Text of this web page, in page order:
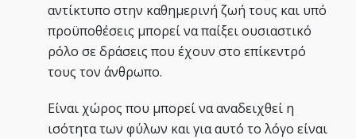
αντίκτυπο στην καθημερινή ζωή τους και υπό
προϋποθέσεις μπορεί να παίξει ουσιαστικό
ρόλο σε δράσεις που έχουν στο επίκεντρό
τους τον άνθρωπο.
Είναι χώρος που μπορεί να αναδειχθεί η
ισότητα των φύλων και για αυτό το λόγο είναι